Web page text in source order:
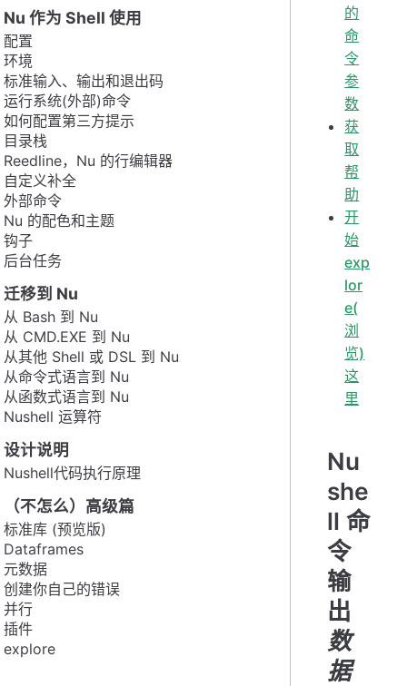
Nu 作为 Shell 使用
配置
环境
标准输入、输出和退出码
运行系统(外部)命令
如何配置第三方提示
目录栈
Reedline，Nu 的行编辑器
自定义补全
外部命令
Nu 的配色和主题
钩子
后台任务
迁移到 Nu
从 Bash 到 Nu
从 CMD.EXE 到 Nu
从其他 Shell 或 DSL 到 Nu
从命令式语言到 Nu
从函数式语言到 Nu
Nushell 运算符
设计说明
Nushell代码执行原理
（不怎么）高级篇
标准库 (预览版)
Dataframes
元数据
创建你自己的错误
并行
插件
explore
的
命
令
参
数
获
取
帮
助
开
始
exp
lor
e(
浏
览)
这
里
Nu
she
ll 命
令
输
出
数
据